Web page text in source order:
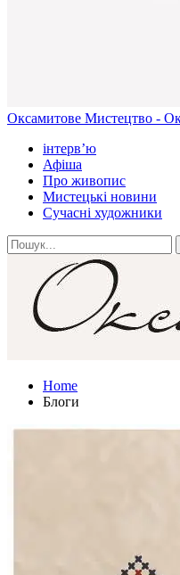
Оксамитове Мистецтво -
інтерв’ю
Афіша
Про живопис
Мистецькі новини
Сучасні художники
Home
Блоги